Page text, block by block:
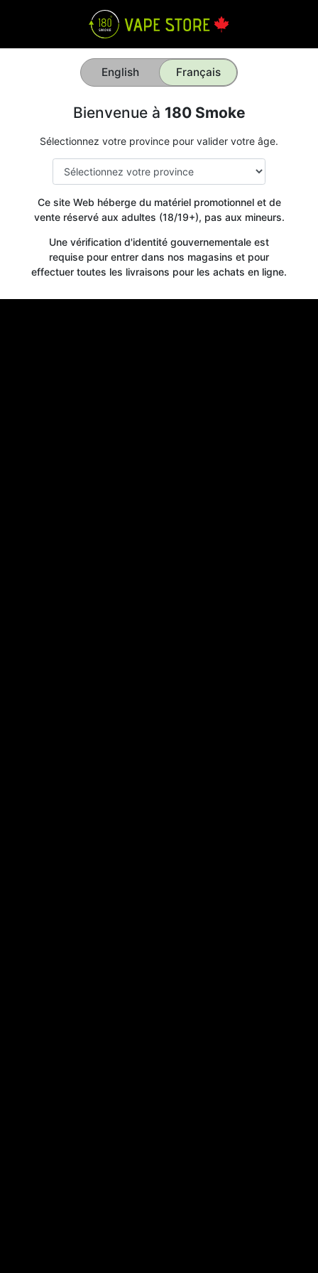
English Français
Bienvenue à 180 Smoke
Sélectionnez votre province pour valider votre âge.
Ce site Web héberge du matériel promotionnel et de
vente réservé aux adultes (18/19+), pas aux mineurs.
Une vérification d'identité gouvernementale est
requise pour entrer dans nos magasins et pour
effectuer toutes les livraisons pour les achats en ligne.